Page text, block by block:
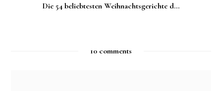
Die 54 beliebtesten Weihnachtsgerichte d...
10 comments